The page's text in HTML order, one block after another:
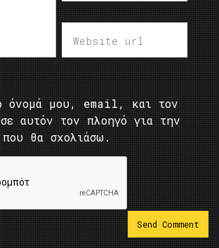
όνομά μου, email, και τον
αυτόν τον πλοηγό για την
θα σχολιάσω.